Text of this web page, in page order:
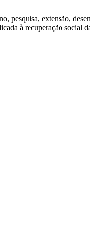
pesquisa, extensão,
à recuperação social